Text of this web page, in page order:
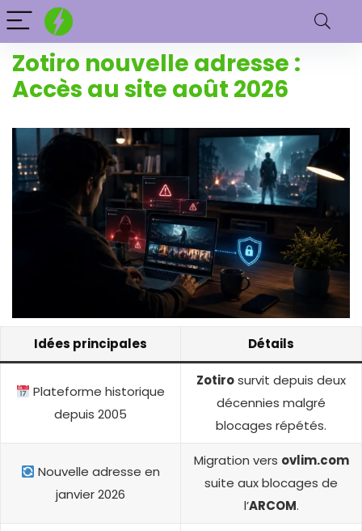
Zotiro nouvelle adresse :
Accès au site août 2026
Idées principales Détails
Plateforme historique
depuis 2005
Zotirosurvit depuis deux
décennies malgré
blocages répétés.
Nouvelle adresse en
janvier 2026
Migration vers ovlim.com
suite aux blocages de
l’ARCOM.